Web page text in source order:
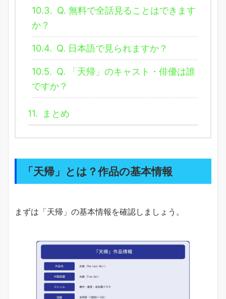
10.3. Q. 無料で全話見ることはできます
か？
10.4. Q. 日本語で見られますか？
10.5. Q. 「天帰」のキャスト・俳優は誰
ですか？
11. まとめ
「天帰」とは？作品の基本情報
まずは「天帰」の基本情報を確認しましょう。